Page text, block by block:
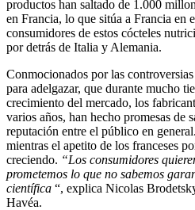
productos han saltado de 1.000
en Francia, lo que sitúa a Francia en
consumidores de estos cócteles
por detrás de Italia y Alemania.
Conmocionados por las
para adelgazar, que durante mucho
crecimiento del mercado, los
varios años, han hecho promesas de
reputación entre el público en
mientras el apetito de los franceses
creciendo. “Los consumidores
prometemos lo que no sabemos
científica “, explica Nicolas
Havéa.